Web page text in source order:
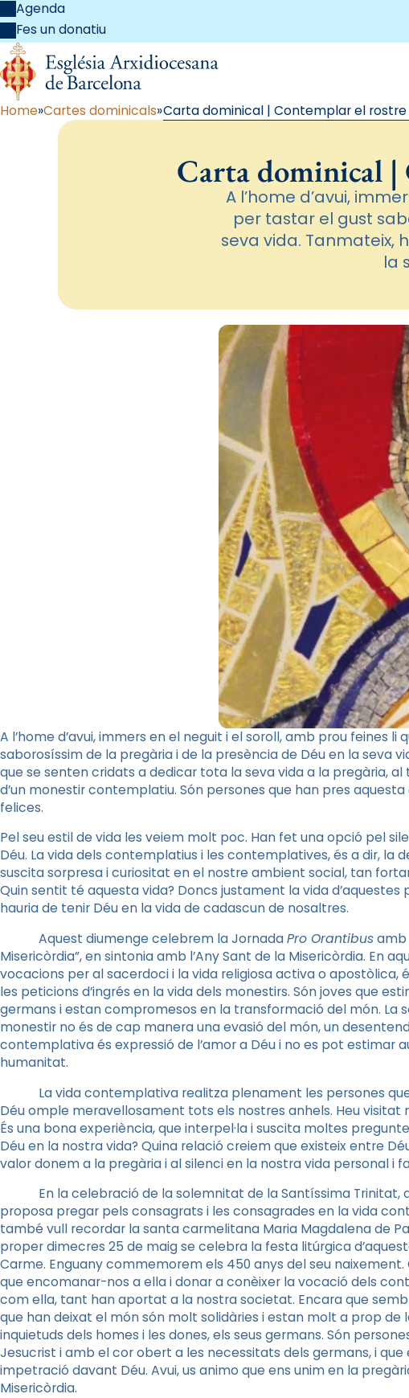
Agenda
Fes un donatiu
Home Cartes dominicals Carta dominical | Contemplar el rostre
Carta dominical |
A l’home d’avui,
per tastar el gust
seva vida. Tanmateix,
la
A l’home d’avui, immers en el neguit i el soroll, amb prou feines
saborosíssim de la pregària i de la presència de Déu en la seva
que se senten cridats a dedicar tota la seva vida a la pregària,
d’un monestir contemplatiu. Són persones que han pres
felices.
Pel seu estil de vida les veiem molt poc. Han fet una opció pel
Déu. La vida dels contemplatius i les contemplatives, és a dir, la
suscita sorpresa i curiositat en el nostre ambient social, tan
Quin sentit té aquesta vida? Doncs justament la vida
hauria de tenir Déu en la vida de cadascun de nosaltres.
Aquest diumenge celebrem la JornadaPro Orantibusamb
Misericòrdia”, en sintonia amb l’Any Sant de la Misericòrdia. En
vocacions per al sacerdoci i la vida religiosa activa o apostòlica,
les peticions d’ingrés en la vida dels monestirs. Són joves que
germans i estan compromesos en la transformació del món. La
monestir no és de cap manera una evasió del món, un
contemplativa és expressió de l’amor a Déu i no es pot estimar
humanitat.
La vida contemplativa realitza plenament les persones que
Déu omple meravellosament tots els nostres anhels. Heu
És una bona experiència, que interpel·la i suscita moltes
Déu en la nostra vida? Quina relació creiem que existeix entre
valor donem a la pregària i al silenci en la nostra vida personal i
En la celebració de la solemnitat de la Santíssima Trinitat,
proposa pregar pels consagrats i les consagrades en la vida
també vull recordar la santa carmelitana Maria Magdalena de
proper dimecres 25 de maig se celebra la festa litúrgica
Carme. Enguany commemorem els 450 anys del seu
que encomanar-nos a ella i donar a conèixer la vocació dels
com ella, tant han aportat a la nostra societat. Encara que
que han deixat el món són molt solidàries i estan molt a prop de
inquietuds dels homes i les dones, els seus germans. Són
Jesucrist i amb el cor obert a les necessitats dels germans, i
impetració davant Déu. Avui, us animo que ens unim en la
Misericòrdia.